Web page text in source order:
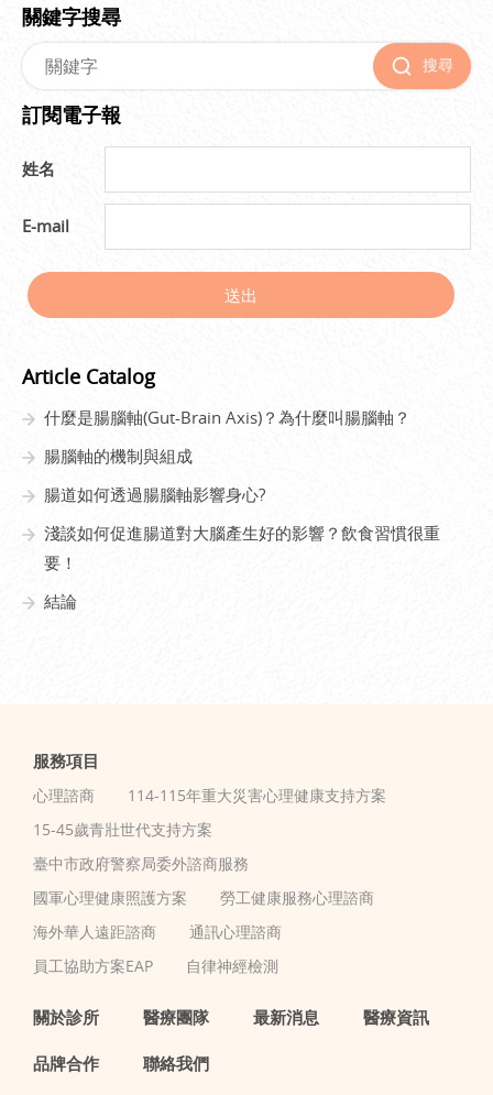
關鍵字搜尋
搜尋
訂閱電子報
姓名
E-mail
送出
Article Catalog
什麼是腸腦軸(Gut-Brain Axis)？為什麼叫腸腦軸？
腸腦軸的機制與組成
腸道如何透過腸腦軸影響身心?
淺談如何促進腸道對大腦產生好的影響？飲食習慣很重
要！
結論
服務項目
心理諮商
114-115年重大災害心理健康支持方案
15-45歲青壯世代支持方案
臺中市政府警察局委外諮商服務
國軍心理健康照護方案
勞工健康服務心理諮商
海外華人遠距諮商
通訊心理諮商
員工協助方案EAP
自律神經檢測
關於診所 醫療團隊 最新消息 醫療資訊
品牌合作 聯絡我們